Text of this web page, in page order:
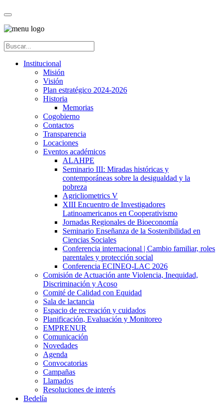
Institucional
Misión
Visión
Plan estratégico 2024-2026
Historia
Memorias
Cogobierno
Contactos
Transparencia
Locaciones
Eventos académicos
ALAHPE
Seminario III: Miradas históricas y
contemporáneas sobre la desigualdad y la
pobreza
Agricliometrics V
XIII Encuentro de Investigadores
Latinoamericanos en Cooperativismo
Jornadas Regionales de Bioeconomía
Seminario Enseñanza de la Sostenibilidad en
Ciencias Sociales
Conferencia internacional | Cambio familiar, roles
parentales y protección social
Conferencia ECINEQ-LAC 2026
Comisión de Actuación ante Violencia, Inequidad,
Discriminación y Acoso
Comité de Calidad con Equidad
Sala de lactancia
Espacio de recreación y cuidados
Planificación, Evaluación y Monitoreo
EMPRENUR
Comunicación
Novedades
Agenda
Convocatorias
Campañas
Llamados
Resoluciones de interés
Bedelía